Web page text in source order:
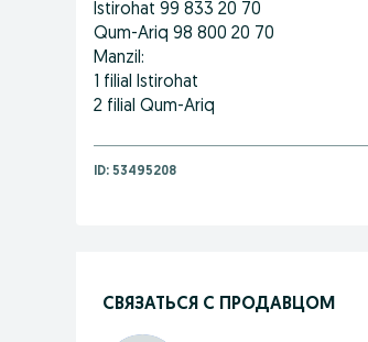
Istirohat 99 833 20 70
Qum-Ariq 98 800 20 70
Manzil:
1 filial Istirohat
2 filial Qum-Ariq
ID: 53495208
СВЯЗАТЬСЯ С ПРОДАВЦОМ